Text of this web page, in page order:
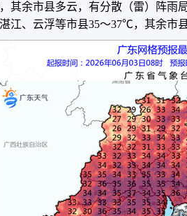
其余市县多云，有分散（雷）阵雨
江、云浮等市县35～37℃，其余市